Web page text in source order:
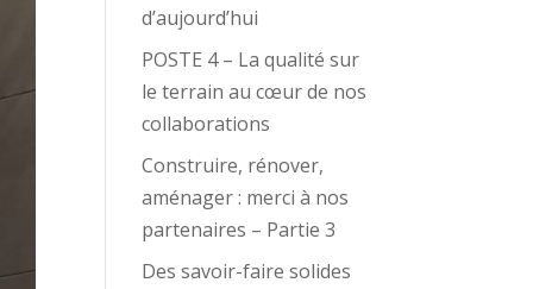
d’aujourd’hui
POSTE 4 – La qualité sur
le terrain au cœur de nos
collaborations
Construire, rénover,
aménager : merci à nos
partenaires – Partie 3
Des savoir-faire solides